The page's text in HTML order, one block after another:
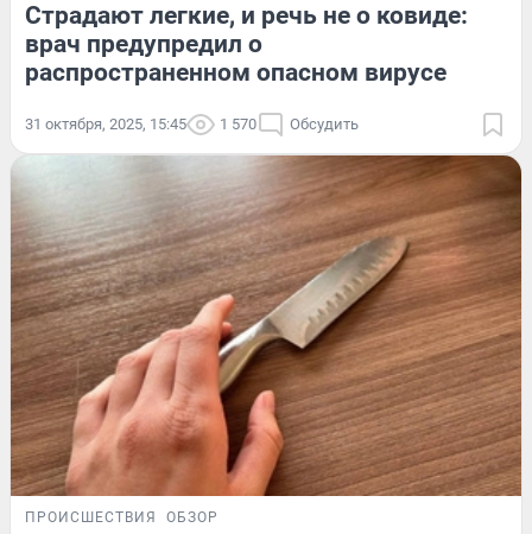
Страдают легкие, и речь не о ковиде:
врач предупредил о
распространенном опасном вирусе
31 октября, 2025, 15:45 1 570 Обсудить
ПРОИСШЕСТВИЯ ОБЗОР